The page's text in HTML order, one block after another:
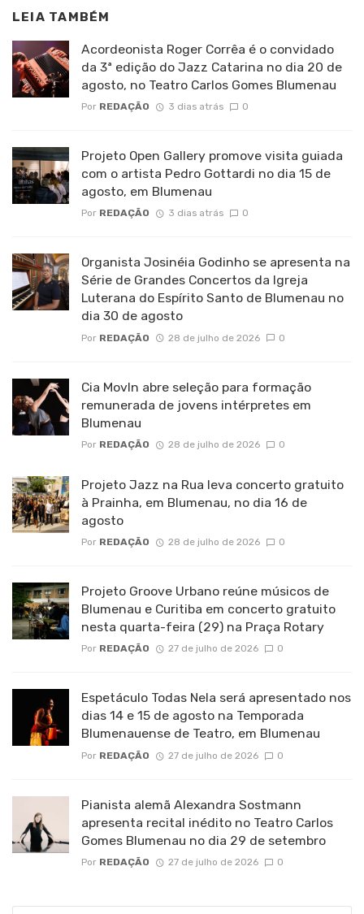
LEIA TAMBÉM
Acordeonista Roger Corrêa é o convidado
da 3ª edição do Jazz Catarina no dia 20 de
agosto, no Teatro Carlos Gomes Blumenau
Por REDAÇÃO 3 dias atrás 0
Projeto Open Gallery promove visita guiada
com o artista Pedro Gottardi no dia 15 de
agosto, em Blumenau
Por REDAÇÃO 3 dias atrás 0
Organista Josinéia Godinho se apresenta na
Série de Grandes Concertos da Igreja
Luterana do Espírito Santo de Blumenau no
dia 30 de agosto
Por REDAÇÃO 28 de julho de 2026 0
Cia MovIn abre seleção para formação
remunerada de jovens intérpretes em
Blumenau
Por REDAÇÃO 28 de julho de 2026 0
Projeto Jazz na Rua leva concerto gratuito
à Prainha, em Blumenau, no dia 16 de
agosto
Por REDAÇÃO 28 de julho de 2026 0
Projeto Groove Urbano reúne músicos de
Blumenau e Curitiba em concerto gratuito
nesta quarta-feira (29) na Praça Rotary
Por REDAÇÃO 27 de julho de 2026 0
Espetáculo Todas Nela será apresentado nos
dias 14 e 15 de agosto na Temporada
Blumenauense de Teatro, em Blumenau
Por REDAÇÃO 27 de julho de 2026 0
Pianista alemã Alexandra Sostmann
apresenta recital inédito no Teatro Carlos
Gomes Blumenau no dia 29 de setembro
Por REDAÇÃO 27 de julho de 2026 0